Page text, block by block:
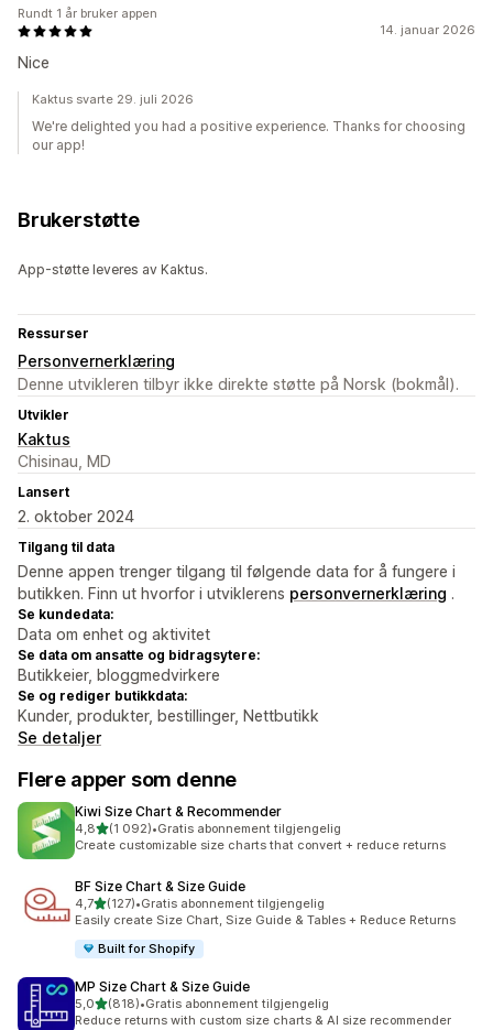
14. januar 2026
Nice
Rundt 1 år bruker appen
Kaktus svarte 29. juli 2026
We're delighted you had a positive experience. Thanks for choosing
our app!
Brukerstøtte
App-støtte leveres av Kaktus.
Ressurser
Personvernerklæring
Denne utvikleren tilbyr ikke direkte støtte på Norsk (bokmål).
Utvikler
Kaktus
Chisinau, MD
Lansert
2. oktober 2024
Tilgang til data
Denne appen trenger tilgang til følgende data for å fungere i
butikken. Finn ut hvorfor i utviklerens personvernerklæring .
Se kundedata:
Data om enhet og aktivitet
Se data om ansatte og bidragsytere:
Butikkeier, bloggmedvirkere
Se og rediger butikkdata:
Kunder, produkter, bestillinger, Nettbutikk
Se detaljer
Flere apper som denne
Kiwi Size Chart & Recommender
4,8av 5 stjerner
(1 092)
Totalt 1092 omtaler
•Gratis abonnement tilgjengelig
Create customizable size charts that convert + reduce returns
BF Size Chart & Size Guide
4,7av 5 stjerner
(127)
Totalt 127 omtaler
•Gratis abonnement tilgjengelig
Easily create Size Chart, Size Guide & Tables + Reduce Returns
Built for Shopify
MP Size Chart & Size Guide
5,0av 5 stjerner
(818)
Totalt 818 omtaler
•Gratis abonnement tilgjengelig
Reduce returns with custom size charts & AI size recommender